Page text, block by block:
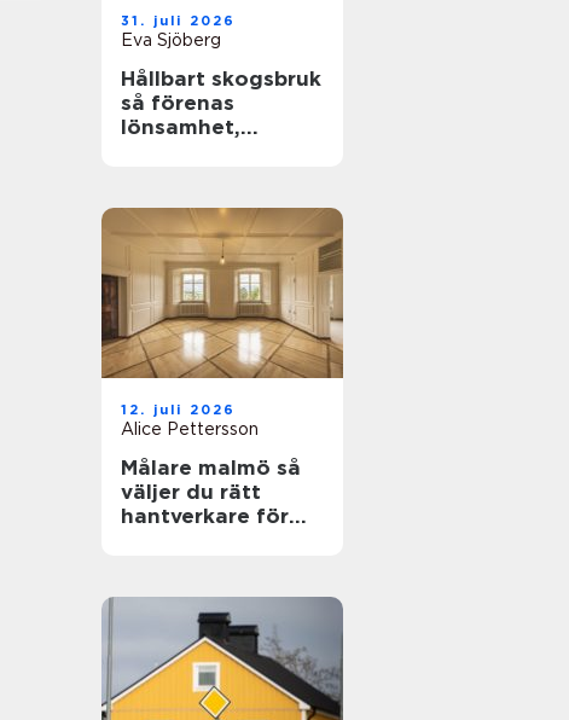
31. juli 2026
Eva Sjöberg
Hållbart skogsbruk
så förenas
lönsamhet,
12. juli 2026
Alice Pettersson
Målare malmö så
väljer du rätt
hantverkare för